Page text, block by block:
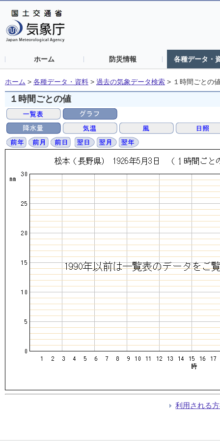
ホーム 防災情報 各種データ・
ホーム > 各種データ・資料 > 過去の気象データ検索 > １時間ごとの
１時間ごとの値
利用される